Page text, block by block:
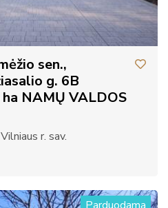
sen.,
g. 6B
NAMŲ VALDOS
r. sav.